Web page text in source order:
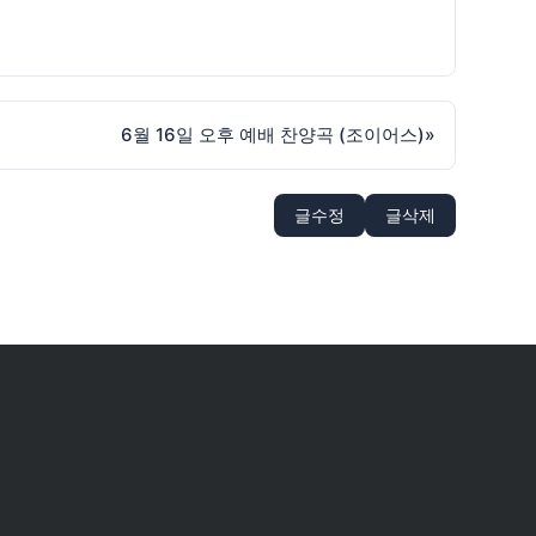
6월 16일 오후 예배 찬양곡 (조이어스)»
글수정 글삭제